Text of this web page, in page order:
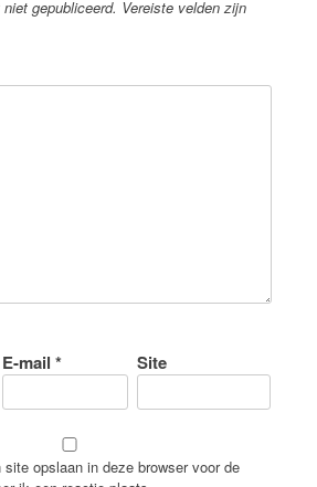
gepubliceerd. Vereiste velden zijn
E-mail * Site
opslaan in deze browser voor de